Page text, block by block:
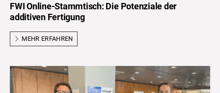
FWI Online-Stammtisch: Die Potenziale der
additiven Fertigung
MEHR ERFAHREN